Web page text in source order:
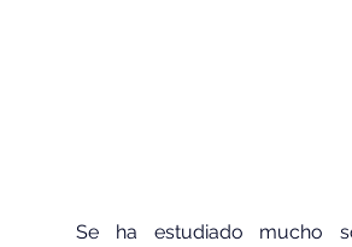
Se ha estudiado mucho